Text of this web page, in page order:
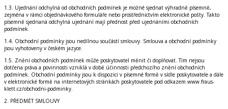
1.3. Ujednání odchylná od obchodních podmínek je možné sjednat výhradně písemně,
zejména v rámci objednávkového formuláře nebo prostřednictvím elektronické pošty. Takto
písemně sjednaná odchylná ujednání mají přednost před ujednáními obchodních
podmínek.
1.4. Obchodní podmínky jsou nedílnou součástí smlouvy. Smlouva a obchodní podmínky
jsou vyhotoveny v českém jazyce.
1.5. Znění obchodních podmínek může poskytovatel měnit či doplňovat. Tím nejsou
dotčena práva a povinnosti vzniklá v době účinnosti předchozího znění obchodních
podmínek. Obchodní podmínky jsou k dispozici v písemné formě v sídle poskytovatele a dále
v elektronické formě na internetových stránkách poskytovatele pod odkazem www.fraus-
klett.cz/obchodni-podminky.
2. PŘEDMĚT SMLOUVY